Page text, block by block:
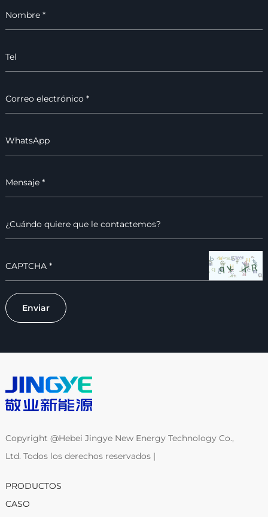
Copyright @Hebei Jingye New Energy Technology Co.,
Ltd. Todos los derechos reservados |
PRODUCTOS
CASO